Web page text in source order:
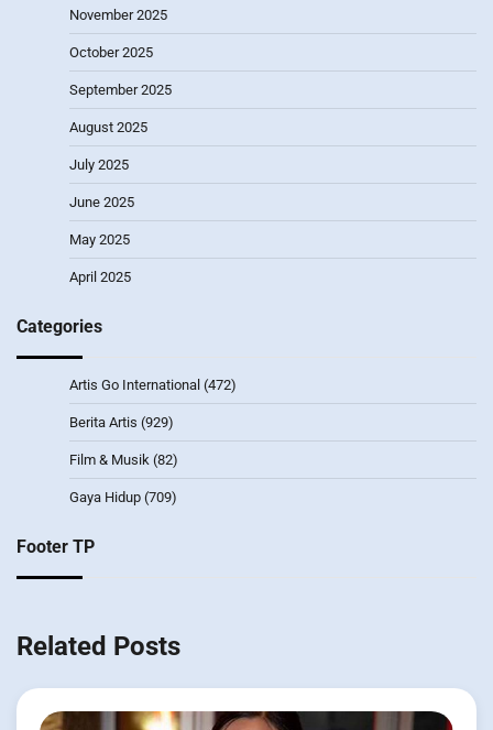
November 2025
October 2025
September 2025
August 2025
July 2025
June 2025
May 2025
April 2025
Categories
Artis Go International (472)
Berita Artis (929)
Film & Musik (82)
Gaya Hidup (709)
Footer TP
Related Posts